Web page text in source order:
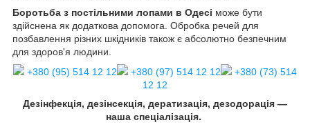
Боротьба з постільними лопами в Одесі може бути
здійснена як додаткова допомога. Обробка речей для
позбавлення різних шкідників також є абсолютно безпечним
для здоров'я людини.
+380 (95) 514 12 12
+380 (97) 514 12 12
+380 (73) 514
12 12
Дезінфекція, дезінсекція, дератизація, дезодорація —
наша спеціалізація.